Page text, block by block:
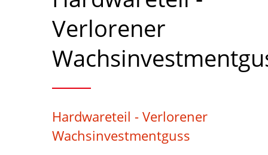
Verlorener
Hardwareteil - Verlorener
Wachsinvestmentguss